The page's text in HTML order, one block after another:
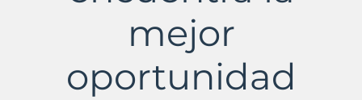
mejor
oportunidad